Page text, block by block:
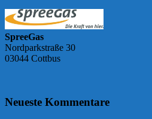
SpreeGas
Nordparkstraße 30
03044 Cottbus
Neueste Kommentare